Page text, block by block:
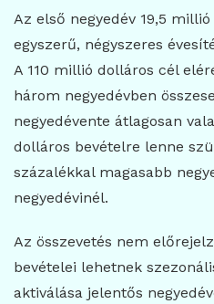
Az első negyedév 19,5
egyszerű, négyszeres
A 110 millió dolláros cél
három negyedévben
negyedévente átlagosan
dolláros bevételre lenne
százalékkal magasabb
negyedévinél.
Az összevetés nem
bevételei lehetnek
aktiválása jelentős